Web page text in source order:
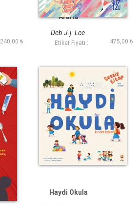
240,00 ₺
Arafta
Deb J.j. Lee
Etiket Fiyatı : 475,00 ₺
Haydi Okula